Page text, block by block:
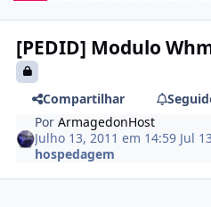
[PEDID] Modulo
Compartilhar
PorArmagedonHost
Julho 13, 2011 em 14:59 Jul
hospedagem